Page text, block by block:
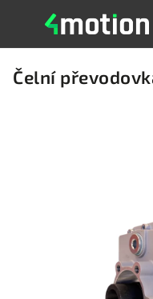
Čelní